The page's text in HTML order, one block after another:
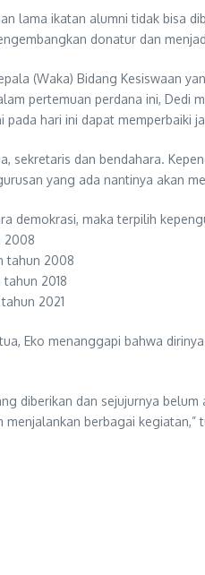
lama ikatan alumni tidak bisa
donatur dan
(Waka) Bidang Kesiswaan
pertemuan perdana ini, Dedi
hari ini dapat memperbaiki
sekretaris dan bendahara.
yang ada nantinya akan
demokrasi, maka terpilih
2008
tahun 2008
2018
2021
Eko menanggapi bahwa
diberikan dan sejujurnya
berbagai kegiatan,”